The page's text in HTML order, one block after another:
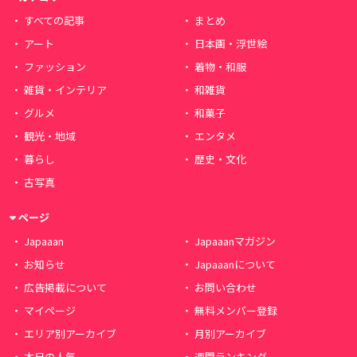
すべての記事
まとめ
アート
日本画・浮世絵
ファッション
着物・和服
雑貨・インテリア
和雑貨
グルメ
和菓子
観光・地域
エンタメ
暮らし
歴史・文化
古写真
ページ
Japaaan
Japaaanマガジン
お知らせ
Japaaanについて
広告掲載について
お問い合わせ
マイページ
無料メンバー登録
エリア別アーカイブ
月別アーカイブ